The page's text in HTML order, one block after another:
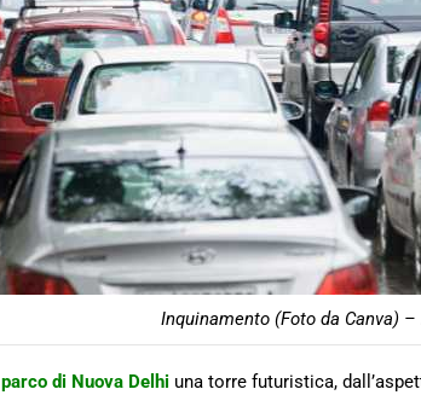
Inquinamento (Foto da Canva) –
parco di Nuova Delhi una torre futuristica,